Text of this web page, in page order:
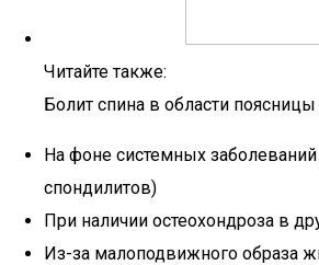
Читайте также:
Болит спина в области
На фоне системных заболеваний
спондилитов)
При наличии остеохондроза в
Из-за малоподвижного образа